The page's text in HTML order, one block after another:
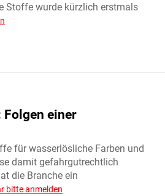
Stoffe wurde kürzlich erstmals
einer
für wasserlösliche Farben und
damit gefahrgutrechtlich
die Branche ein
bitte anmelden